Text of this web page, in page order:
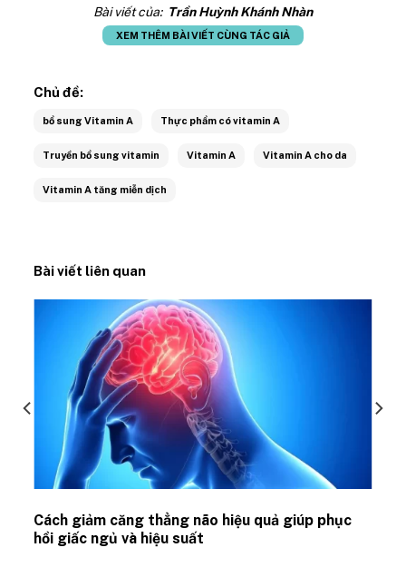
Bài viết của: Trần Huỳnh Khánh Nhàn
XEM THÊM BÀI VIẾT CÙNG TÁC GIẢ
Chủ đề:
bổ sung Vitamin A Thực phẩm có vitamin A
Truyền bổ sung vitamin Vitamin A Vitamin A cho da
Vitamin A tăng miễn dịch
Bài viết liên quan
Cách giảm căng thẳng não hiệu quả giúp phục
hồi giấc ngủ và hiệu suất